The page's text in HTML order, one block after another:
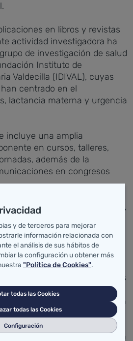
en libros y revistas
actividad investigadora ha
de investigación de salud
Instituto de
Valdecilla (IDIVAL), cuyas
centrado en el
lactancia materna y urgencia
incluye una amplia
en cursos, talleres,
además de la
en congresos
es licenciado en derecho,
en gestión sanitaria,
planificación y
y diplomado en derecho
experiencia en puestos
ocupado el cargo de director
Cruz Roja de Gijón, centro en
buena parte de su actividad
Cruz Roja de Córdoba.
parte de la asesoría jurídica a
y de terceros para mejorar
información relacionada con
el análisis de sus hábitos de
la configuración u obtener más
"Política de Cookies".
todas las Cookies
todas las Cookies
Configuración